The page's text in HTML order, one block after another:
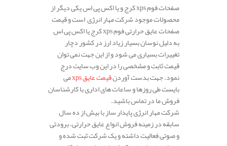
صفحات فوم xps کرج و یا اکس پی اس یکی دیگر از
محصولات موجود شرکت مهار انرژی است و قیمت
صفحات عایق حرارتی فوم xps کرج یا اکس پی اس
به دلیل نوسان بسیار زیاد ارز در کشور دچار
تغییرات بسیاری می شود و از این جهت نمی توان
قیمت ثابت و مشخصی را در این وب سایت درج
نمود. جهت بدست آوردنقیمت عایق xps
می
بایست طی روزها و ساعات های اداری با کارشناسان
فروش ما در تماس باشید.
شرکت مهار انرژی پایدار ساز با بیش از ده سال
سابقه در زمینه فروش انواع عایق حرارتی، برودتی
و صوتی فعالیت داشته و یک شرکت ثبت شده و